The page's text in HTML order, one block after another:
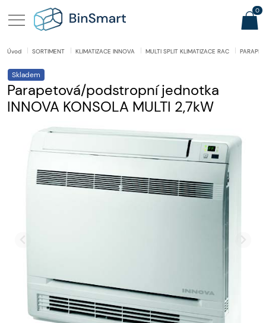
Úvod SORTIMENT KLIMATIZACE INNOVA MULTI SPLIT KLIMATIZACE RAC
Skladem
Parapetová/podstropní jednotka
INNOVA KONSOLA MULTI 2,7kW
0